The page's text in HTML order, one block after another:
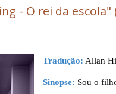
- O rei da escola"
Tradução: Allan
Sinopse: Sou o